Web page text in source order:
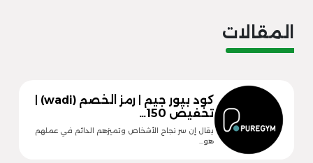
المقالات
كود بيور جيم | رمز الخصم (wadi) |
تخفيض 150…
يقال إن سر نجاح الأشخاص وتميزهم الدائم في عملهم
هو…